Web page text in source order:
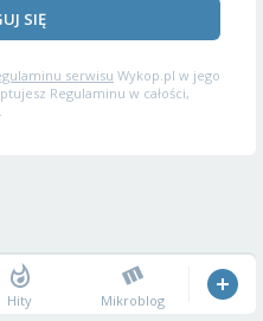
SIĘ
serwisu Wykop.pl w jego
Regulaminu w całości,
Hity Mikroblog